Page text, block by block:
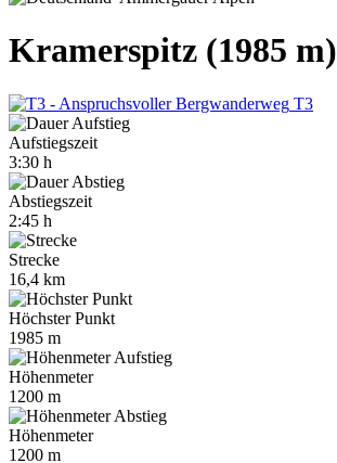
Kramerspitz (1985 m)
T3
Aufstiegszeit
3:30 h
Abstiegszeit
2:45 h
Strecke
16,4 km
Höchster Punkt
1985 m
Höhenmeter
1200 m
Höhenmeter
1200 m